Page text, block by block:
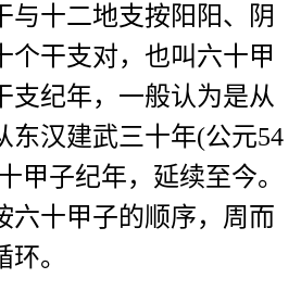
与十二地支按阳阳、阴
个干支对，也叫六十甲
支纪年，一般认为是从
东汉建武三十年(公元54
甲子纪年，延续至今。
六十甲子的顺序，周而
。